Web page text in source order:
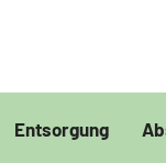
Entsorgung